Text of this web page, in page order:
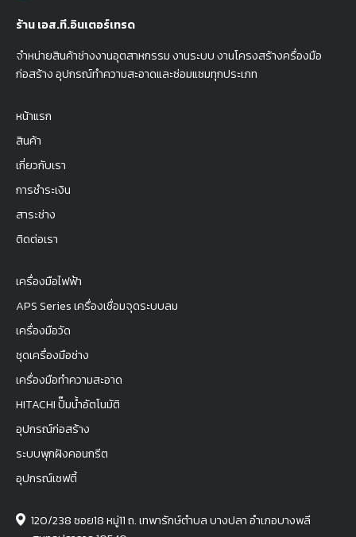
ร้าน เอส.ที.อินเตอร์เทรด
จำหน่ายสินค้าช่างงานอุตสาหกรรม งานระบบ งานโครงสร้างครื่องมือ
ก่อสร้าง อุปกรณ์ทำความสะอาดและซ่อมแซมทุกประเภท
หน้าแรก
สินค้า
เกี่ยวกับเรา
การชำระเงิน
สาระช่าง
ติดต่อเรา
เครื่องมือไฟฟ้า
APS Series เครื่องเชื่อมจุดระบบลม
เครื่องมือวัด
ชุดเครื่องมือช่าง
เครื่องมือทำความสะอาด
HITACHI ปั๊มน้ำอัตโนมัติ
อุปกรณ์ก่อสร้าง
ระบบพุกฝังคอนกรีต
อุปกรณ์เซฟตี้
120/238 ซอย18 หมู่11 ถ. เทพารักษ์ตำบล บางปลา อำเภอบางพลี